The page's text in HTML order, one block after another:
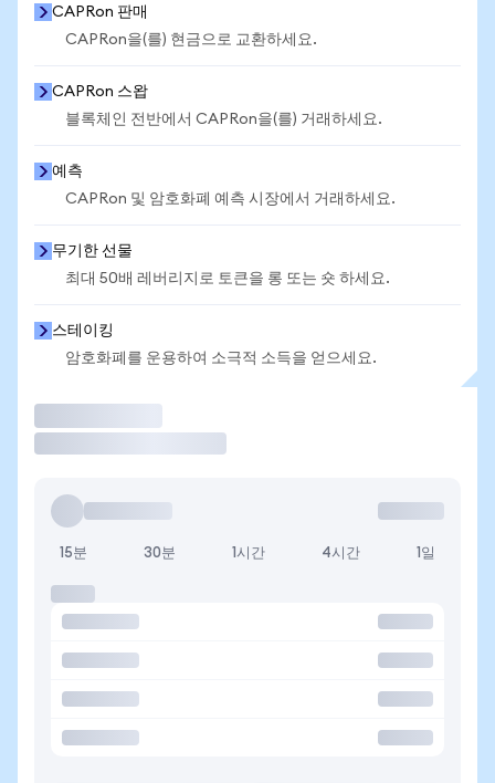
CAPRon 판매
CAPRon을(를) 현금으로 교환하세요.
CAPRon 스왑
블록체인 전반에서 CAPRon을(를) 거래하세요.
예측
CAPRon 및 암호화폐 예측 시장에서 거래하세요.
무기한 선물
최대 50배 레버리지로 토큰을 롱 또는 숏 하세요.
스테이킹
암호화폐를 운용하여 소극적 소득을 얻으세요.
15분 30분 1시간 4시간 1일